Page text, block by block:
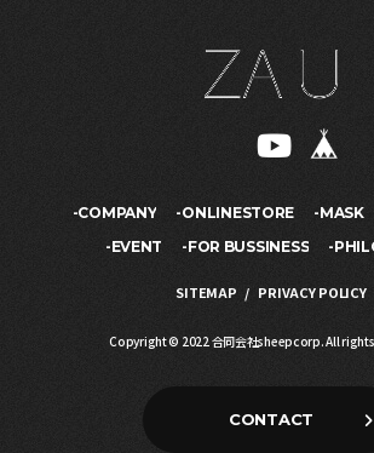
COMPANY ONLINESTORE MASK
EVENT
FOR BUSSINESS
SITEMAP PRIVACY POLICY
Copyright © 2022 合同会社sheepcorp. All
CONTACT